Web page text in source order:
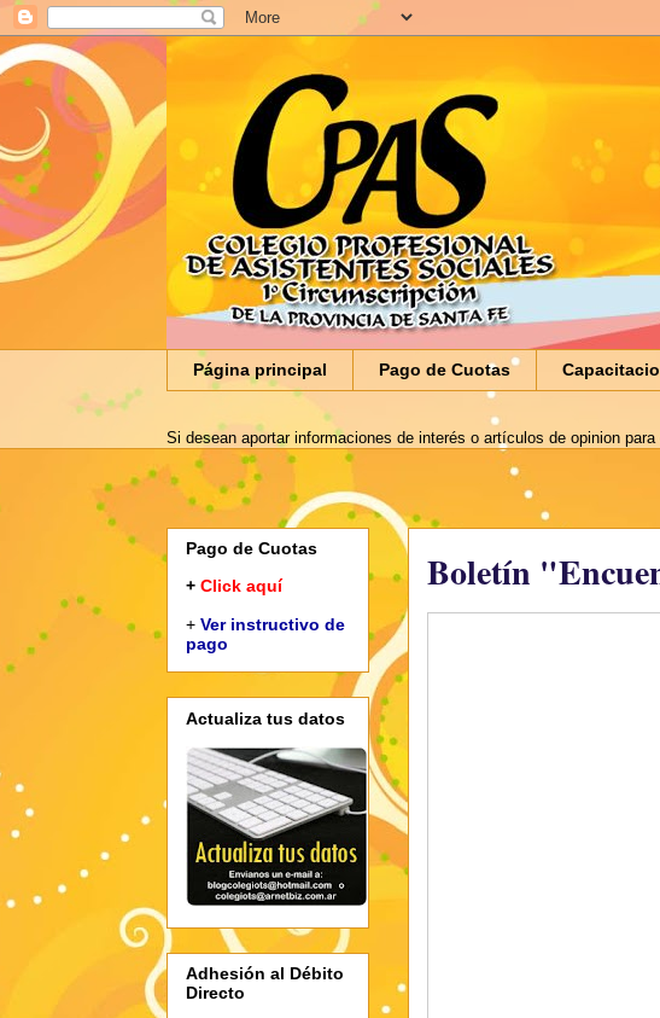
Página principal Pago de Cuotas
Si desean aportar informaciones de interés o artículos de opinion
Boletín
Pago de Cuotas
+ Click aquí
+ Ver instructivo de
pago
Actualiza tus datos
Adhesión al Débito
Directo